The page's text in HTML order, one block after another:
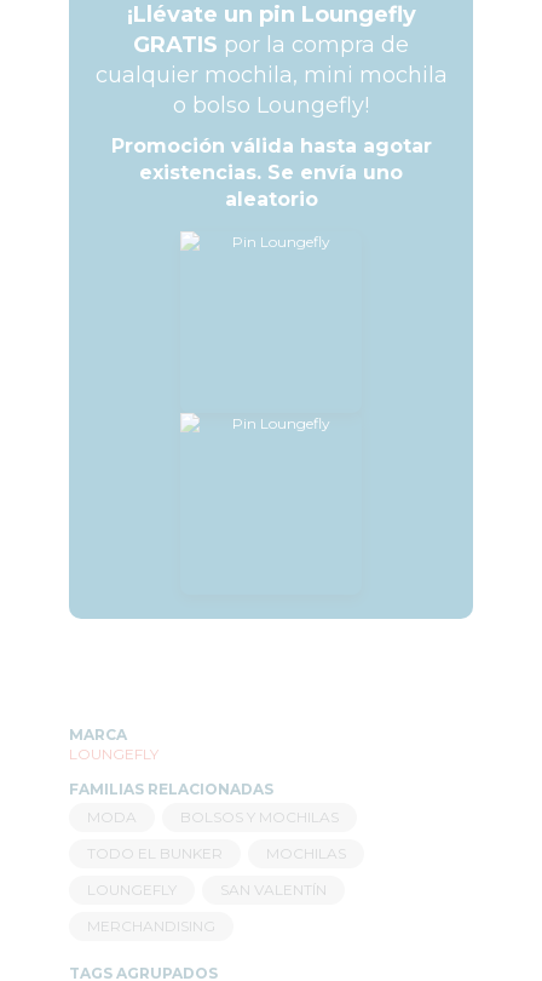
¡Llévate un pin Loungefly
GRATIS por la compra de
cualquier mochila, mini mochila
o bolso Loungefly!
Promoción válida hasta agotar
existencias. Se envía uno
aleatorio
MARCA
LOUNGEFLY
FAMILIAS RELACIONADAS
MODA
BOLSOS Y MOCHILAS
TODO EL BUNKER
MOCHILAS
LOUNGEFLY
SAN VALENTÍN
MERCHANDISING
TAGS AGRUPADOS